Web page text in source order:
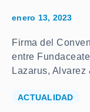
enero 13, 2023
Firma del
entre
Lazarus, Alvarez
ACTUALIDAD